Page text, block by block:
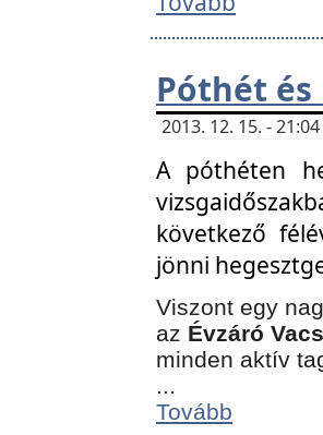
Póthét és
2013. 12. 15. -
A póthéten
következő
jönni
Viszont egy
az Évzáró
minden aktív
...
Tovább